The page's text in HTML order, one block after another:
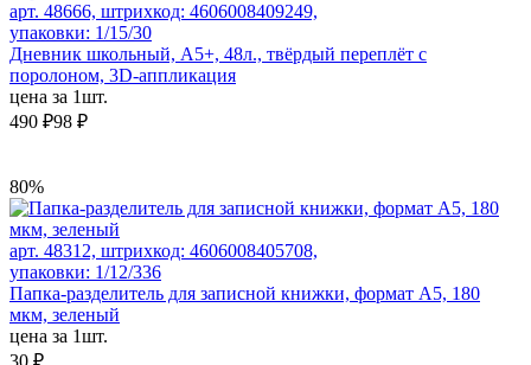
арт. 48666, штрихкод: 4606008409249,
упаковки: 1/15/30
Дневник школьный, А5+, 48л., твёрдый переплёт с
поролоном, 3D-аппликация
цена за 1шт.
490 ₽98 ₽
80%
арт. 48312, штрихкод: 4606008405708,
упаковки: 1/12/336
Папка-разделитель для записной книжки, формат А5, 180
мкм, зеленый
цена за 1шт.